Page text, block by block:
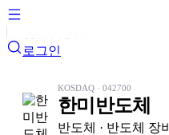
로그인
KOSDAQ · 042700
한미반도체
반도체 · 반도체 장비